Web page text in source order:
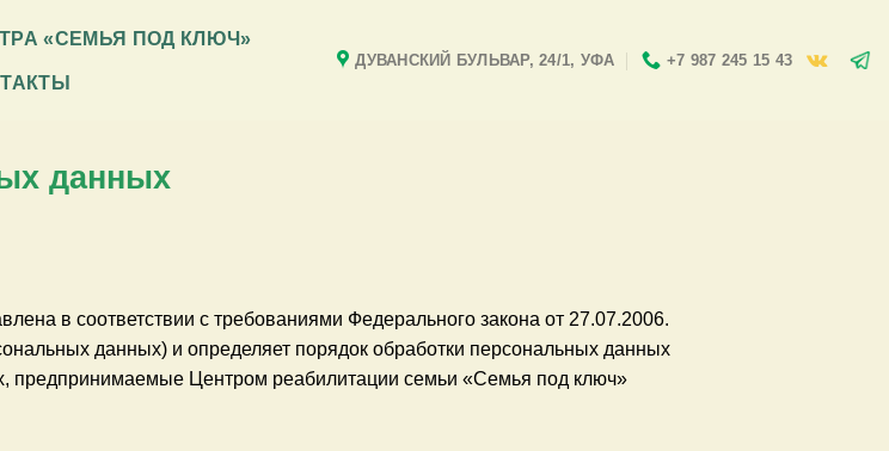
«СЕМЬЯ ПОД КЛЮЧ»
ДУВАНСКИЙ БУЛЬВАР, 24/1, УФА +7 987 245 15 43
данных
в соответствии с требованиями Федерального закона от 27.07.2006.
данных) и определяет порядок обработки персональных данных
предпринимаемые Центром реабилитации семьи «Семья под ключ»